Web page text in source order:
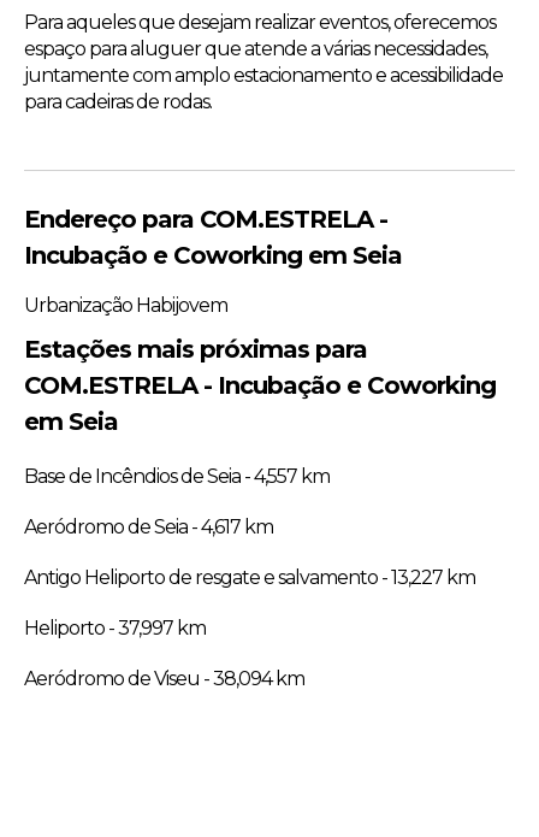
Para aqueles que desejam realizar eventos, oferecemos
espaço para aluguer que atende a várias necessidades,
juntamente com amplo estacionamento e acessibilidade
para cadeiras de rodas.
Endereço para COM.ESTRELA -
Incubação e Coworking em Seia
Urbanização Habijovem
Estações mais próximas para
COM.ESTRELA - Incubação e Coworking
em Seia
Base de Incêndios de Seia - 4,557 km
Aeródromo de Seia - 4,617 km
Antigo Heliporto de resgate e salvamento - 13,227 km
Heliporto - 37,997 km
Aeródromo de Viseu - 38,094 km